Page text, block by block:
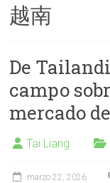
越南
De
campo
mercado
Tai Liang
marzo 22, 2026